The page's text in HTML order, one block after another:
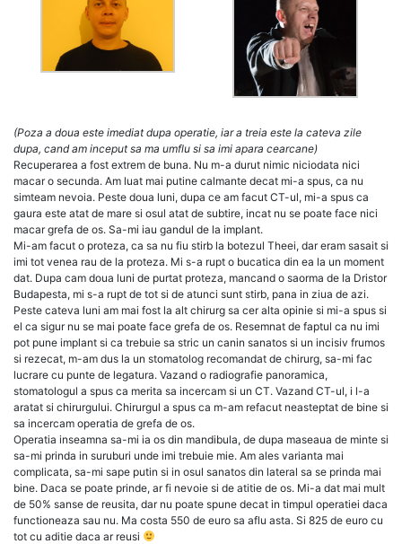
(Poza a doua este imediat dupa operatie, iar a treia este la cateva zile
dupa, cand am inceput sa ma umflu si sa imi apara cearcane)
Recuperarea a fost extrem de buna. Nu m-a durut nimic niciodata nici
macar o secunda. Am luat mai putine calmante decat mi-a spus, ca nu
simteam nevoia. Peste doua luni, dupa ce am facut CT-ul, mi-a spus ca
gaura este atat de mare si osul atat de subtire, incat nu se poate face nici
macar grefa de os. Sa-mi iau gandul de la implant.
Mi-am facut o proteza, ca sa nu fiu stirb la botezul Theei, dar eram sasait si
imi tot venea rau de la proteza. Mi s-a rupt o bucatica din ea la un moment
dat. Dupa cam doua luni de purtat proteza, mancand o saorma de la Dristor
Budapesta, mi s-a rupt de tot si de atunci sunt stirb, pana in ziua de azi.
Peste cateva luni am mai fost la alt chirurg sa cer alta opinie si mi-a spus si
el ca sigur nu se mai poate face grefa de os. Resemnat de faptul ca nu imi
pot pune implant si ca trebuie sa stric un canin sanatos si un incisiv frumos
si rezecat, m-am dus la un stomatolog recomandat de chirurg, sa-mi fac
lucrare cu punte de legatura. Vazand o radiografie panoramica,
stomatologul a spus ca merita sa incercam si un CT. Vazand CT-ul, i l-a
aratat si chirurgului. Chirurgul a spus ca m-am refacut neasteptat de bine si
sa incercam operatia de grefa de os.
Operatia inseamna sa-mi ia os din mandibula, de dupa maseaua de minte si
sa-mi prinda in suruburi unde imi trebuie mie. Am ales varianta mai
complicata, sa-mi sape putin si in osul sanatos din lateral sa se prinda mai
bine. Daca se poate prinde, ar fi nevoie si de atitie de os. Mi-a dat mai mult
de 50% sanse de reusita, dar nu poate spune decat in timpul operatiei daca
functioneaza sau nu. Ma costa 550 de euro sa aflu asta. Si 825 de euro cu
tot cu aditie daca ar reusi